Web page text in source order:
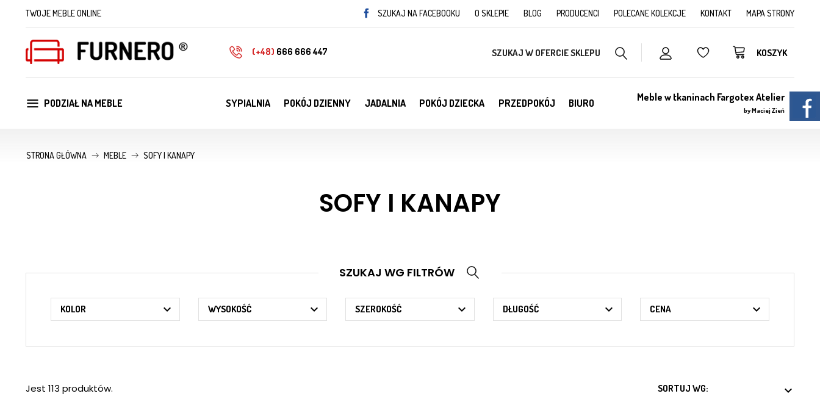
TWOJE MEBLE ONLINE SZUKAJ NA FACEBOOKU O SKLEPIE BLOG PRODUCENCI POLECANE KOLEKCJE KONTAKT MAPA STRONY
(+48) 666 666 447 SZUKAJ W OFERCIE SKLEPU KOSZYK
PODZIAŁ NA MEBLE SYPIALNIA POKÓJ DZIENNY JADALNIA POKÓJ DZIECKA PRZEDPOKÓJ BIURO Meble w tkaninach Fargotex Atelier
by Maciej Zień
STRONA GŁÓWNA MEBLE SOFY I KANAPY
SOFY I KANAPY
KOLOR  WYSOKOŚĆ  SZEROKOŚĆ  DŁUGOŚĆ  CENA 
SZUKAJ WG FILTRÓW
Jest 113 produktów. SORTUJ WG: 